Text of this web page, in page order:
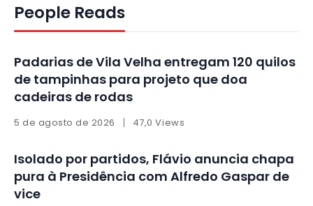
People Reads
Padarias de Vila Velha entregam 120 quilos
de tampinhas para projeto que doa
cadeiras de rodas
5 de agosto de 2026 47,0 Views
Isolado por partidos, Flávio anuncia chapa
pura à Presidência com Alfredo Gaspar de
vice